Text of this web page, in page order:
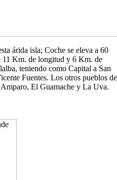
árida isla; Coche se eleva a 60
11 Km. de longitud y 6 Km. de
teniendo como Capital a San
Fuentes. Los otros pueblos de
El Guamache y La Uva.